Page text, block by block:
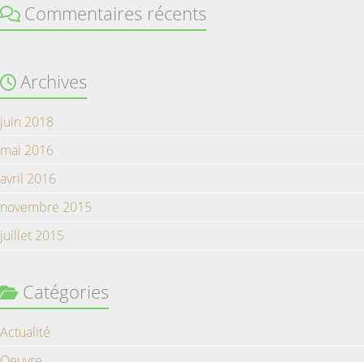
Commentaires récents
Archives
juin 2018
mai 2016
avril 2016
novembre 2015
juillet 2015
Catégories
Actualité